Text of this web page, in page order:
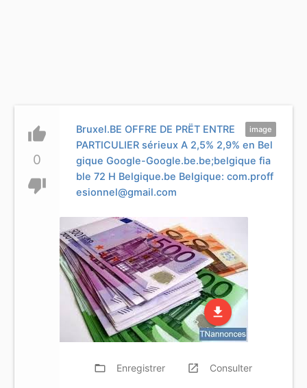
thumb_up
0
thumb_down
image
Bruxel.BE OFFRE DE PRËT ENTRE
PARTICULIER sérieux A 2,5% 2,9% en Bel
gique Google-Google.be.be;belgique fia
ble 72 H Belgique.be Belgique: com.proff
esionnel@gmail.com
file_download
folder_open Enregistrer launch Consulter